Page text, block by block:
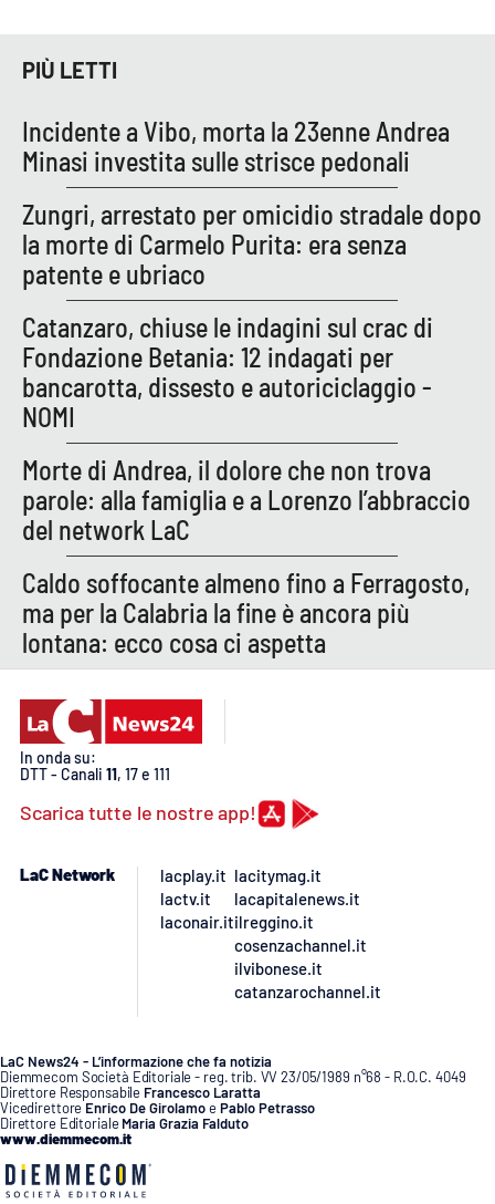
PIÙ LETTI
Incidente a Vibo, morta la 23enne Andrea
Minasi investita sulle strisce pedonali
Zungri, arrestato per omicidio stradale dopo
la morte di Carmelo Purita: era senza
patente e ubriaco
Catanzaro, chiuse le indagini sul crac di
Fondazione Betania: 12 indagati per
bancarotta, dissesto e autoriciclaggio -
NOMI
Morte di Andrea, il dolore che non trova
parole: alla famiglia e a Lorenzo l’abbraccio
del network LaC
Caldo soffocante almeno fino a Ferragosto,
ma per la Calabria la fine è ancora più
lontana: ecco cosa ci aspetta
In onda su:
DTT - Canali 11, 17 e 111
Scarica tutte le nostre app!
LaC Network
lacplay.it
lactv.it
laconair.it
lacitymag.it
lacapitalenews.it
ilreggino.it
cosenzachannel.it
ilvibonese.it
catanzarochannel.it
LaC News24 - L’informazione che fa notizia
Diemmecom Società Editoriale - reg. trib. VV 23/05/1989 n°68 - R.O.C. 4049
Direttore Responsabile Francesco Laratta
Vicedirettore Enrico De GirolamoePablo Petrasso
Direttore Editoriale Maria Grazia Falduto
www.diemmecom.it